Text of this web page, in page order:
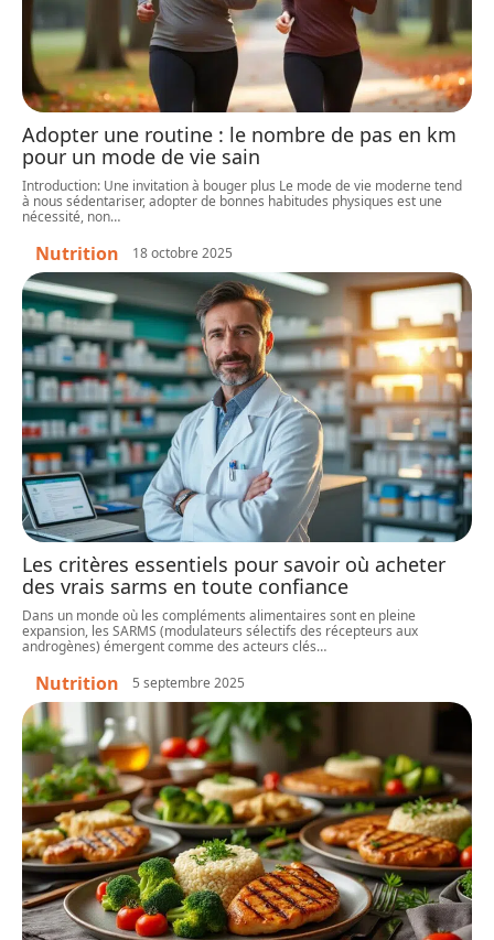
Adopter une routine : le nombre de pas en km
pour un mode de vie sain
Introduction: Une invitation à bouger plus Le mode de vie moderne tend
à nous sédentariser, adopter de bonnes habitudes physiques est une
nécessité, non…
Nutrition 18 octobre 2025
Les critères essentiels pour savoir où acheter
des vrais sarms en toute confiance
Dans un monde où les compléments alimentaires sont en pleine
expansion, les SARMS (modulateurs sélectifs des récepteurs aux
androgènes) émergent comme des acteurs clés…
Nutrition 5 septembre 2025